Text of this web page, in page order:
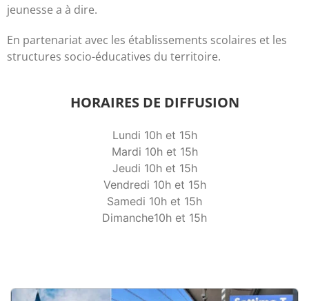
jeunesse a à dire.
En partenariat avec les établissements scolaires et les
structures socio-éducatives du territoire.
HORAIRES DE DIFFUSION
Lundi 10h et 15h
Mardi 10h et 15h
Jeudi 10h et 15h
Vendredi 10h et 15h
Samedi 10h et 15h
Dimanche10h et 15h